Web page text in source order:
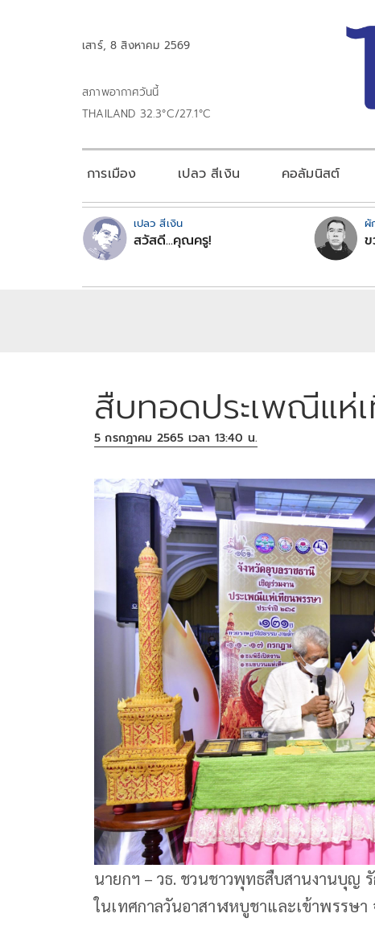
เสาร์, 8 สิงหาคม 2569
สภาพอากาศวันนี้
THAILAND 32.3°C/27.1°C
การเมือง เปลว สีเงิน คอลัมนิสต์
เปลว สีเงิน
สวัสดี...คุณครู!
ผั
สืบทอดประเพณีแห่
5 กรกฎาคม 2565 เวลา 13:40 น.
นายกฯ – วธ. ชวนชาวพุทธสืบสานงานบุ
ในเทศกาลวันอาสาฬหบูชาและเข้าพรรษ